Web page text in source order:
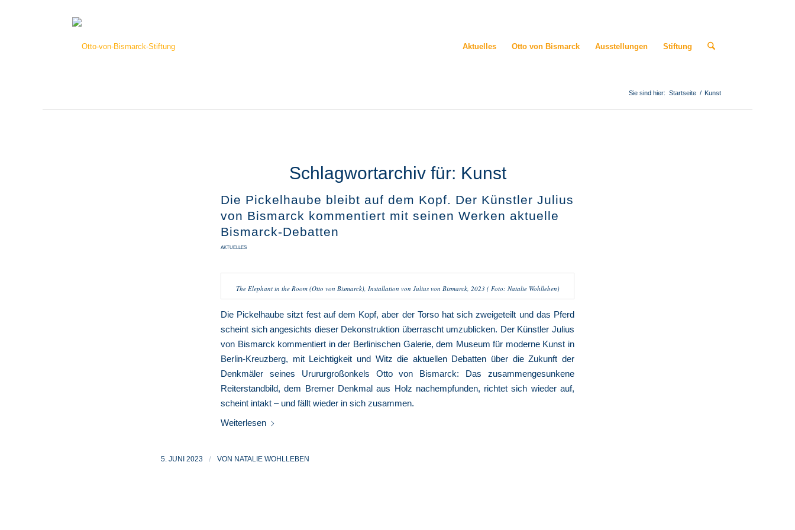
Aktuelles Otto von Bismarck Ausstellungen Stiftung
Sie sind hier: Startseite / Kunst
Schlagwortarchiv für: Kunst
Die Pickelhaube bleibt auf dem Kopf. Der Künstler Julius
von Bismarck kommentiert mit seinen Werken aktuelle
Bismarck-Debatten
AKTUELLES
The Elephant in the Room (Otto von Bismarck), Installation von Julius von Bismarck, 2023 ( Foto: Natalie Wohlleben)
Die Pickelhaube sitzt fest auf dem Kopf, aber der Torso hat sich zweigeteilt und das Pferd
scheint sich angesichts dieser Dekonstruktion überrascht umzublicken. Der Künstler Julius
von Bismarck kommentiert in der Berlinischen Galerie, dem Museum für moderne Kunst in
Berlin-Kreuzberg, mit Leichtigkeit und Witz die aktuellen Debatten über die Zukunft der
Denkmäler seines Urururgroßonkels Otto von Bismarck: Das zusammengesunkene
Reiterstandbild, dem Bremer Denkmal aus Holz nachempfunden, richtet sich wieder auf,
scheint intakt – und fällt wieder in sich zusammen.
Weiterlesen
5. JUNI 2023 / VON NATALIE WOHLLEBEN